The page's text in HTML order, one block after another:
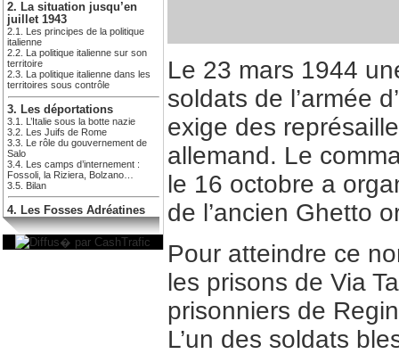
2. La situation jusqu’en
juillet 1943
2.1. Les principes de la politique
italienne
2.2. La politique italienne sur son
territoire
2.3. La politique italienne dans les
territoires sous contrôle
3. Les déportations
3.1. L’Italie sous la botte nazie
3.2. Les Juifs de Rome
3.3. Le rôle du gouvernement de
Salo
3.4. Les camps d’internement :
Fossoli, la Riziera, Bolzano…
3.5. Bilan
4. Les Fosses Adréatines
Le 23 mars 1944
soldats de l’armée
exige des
allemand. Le
le 16 octobre a
de l’ancien Ghetto
Pour atteindre ce
les prisons de Via
prisonniers de
L’un des soldats